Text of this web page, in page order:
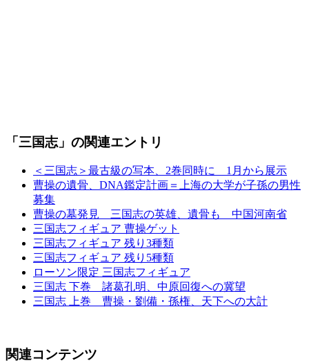
「三国志」の関連エントリ
＜三国志＞最古級の写本、2巻同時に 1月から展示
曹操の遺骨、DNA鑑定計画＝上海の大学が子孫の男性
募集
曹操の墓発見 三国志の英雄、遺骨も 中国河南省
三国志フィギュア 曹操ゲット
三国志フィギュア 残り3種類
三国志フィギュア 残り5種類
ローソン限定 三国志フィギュア
三国志 下巻 諸葛孔明、中原回復への冀望
三国志 上巻 曹操・劉備・孫権、天下への大計
関連コンテンツ